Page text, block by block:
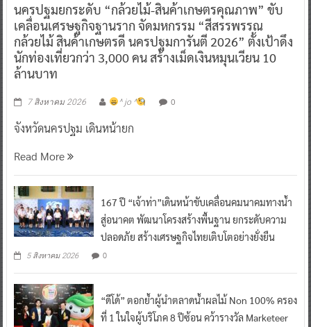
นครปฐมยกระดับ “กล้วยไม้-สินค้าเกษตรคุณภาพ” ขับ
เคลื่อนเศรษฐกิจฐานราก จัดมหกรรม “สีสรรพรรณ
กล้วยไม้ สินค้าเกษตรดี นครปฐมการันตี 2026” ตั้งเป้าดึง
นักท่องเที่ยวกว่า 3,000 คน สร้างเม็ดเงินหมุนเวียน 10
ล้านบาท
7 สิงหาคม 2026 ^ jo ^ 0
จังหวัดนครปฐม เดินหน้ายก
Read More
167 ปี “เจ้าท่า”เดินหน้าขับเคลื่อนคมนาคมทางน้ำ
สู่อนาคต พัฒนาโครงสร้างพื้นฐาน ยกระดับความ
ปลอดภัย สร้างเศรษฐกิจไทยเติบโตอย่างยั่งยืน
5 สิงหาคม 2026 0
“ดีโด้” ตอกย้ำผู้นำตลาดน้ำผลไม้ Non 100% ครอง
ที่ 1 ในใจผู้บริโภค 8 ปีซ้อน คว้ารางวัล Marketeer